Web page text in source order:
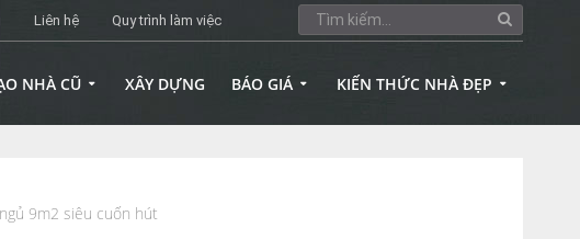
Liên hệ Quy trình làm việc
NHÀ CŨ XÂY DỰNG BÁO GIÁ KIẾN THỨC NHÀ ĐẸP
9m2 siêu cuốn hút